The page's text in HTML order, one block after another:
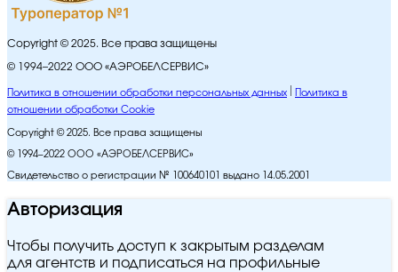
Copyright © 2025. Все права защищены
© 1994–2022 ООО «АЭРОБЕЛСЕРВИС»
Политика в отношении обработки персональных данных
Политика в
отношении обработки Cookie
Copyright © 2025. Все права защищены
© 1994–2022 ООО «АЭРОБЕЛСЕРВИС»
Свидетельство о регистрации № 100640101 выдано 14.05.2001
Авторизация
Чтобы получить доступ к закрытым разделам
для агентств и подписаться на профильные